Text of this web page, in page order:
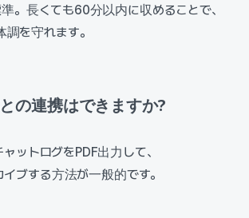
。長くても60分以内に収めることで、
を守れます。
の連携はできますか?
ットログをPDF出力して、
ブする方法が一般的です。